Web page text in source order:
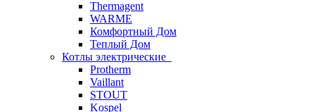
Thermagent
WARME
Комфортный Дом
Теплый Дом
Котлы электрические
Protherm
Vaillant
STOUT
Kospel